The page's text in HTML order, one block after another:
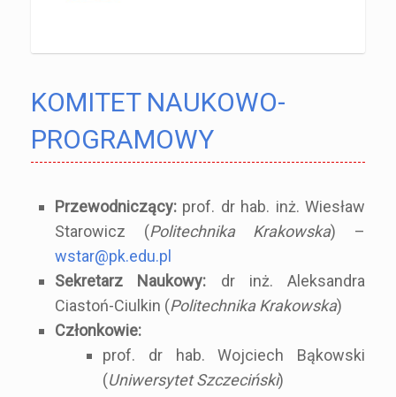
KOMITET NAUKOWO-
PROGRAMOWY
Przewodniczący: prof. dr hab. inż. Wiesław
Starowicz (Politechnika Krakowska) –
wstar@pk.edu.pl
Sekretarz Naukowy: dr inż. Aleksandra
Ciastoń-Ciulkin (Politechnika Krakowska)
Członkowie:
prof. dr hab. Wojciech Bąkowski
(Uniwersytet Szczeciński)